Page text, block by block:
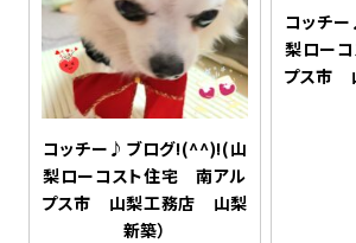
コッチー♪ブログ!(^^)!(山
梨ローコスト住宅 南アル
プス市 山梨工務店 山梨
新築）
コッチ
梨ロー
プス市